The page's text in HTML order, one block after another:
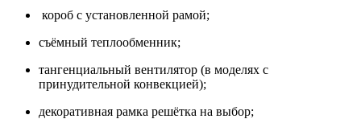
короб с установленной рамой;
съёмный теплообменник;
тангенциальный вентилятор (в моделях с
принудительной конвекцией);
декоративная рамка решётка на выбор;